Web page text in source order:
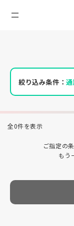
絞り込み条件：
全0件を表示
ご指定の
もう